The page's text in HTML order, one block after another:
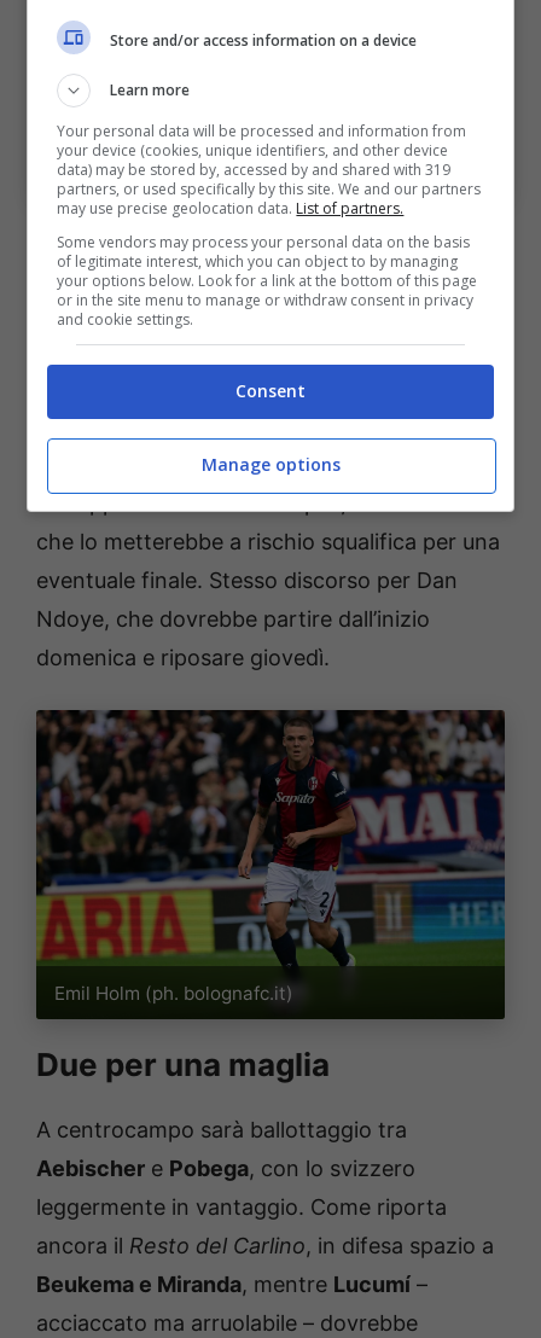
Jens Odgaard (ph. bolognafc.it)
A disposizione ma occhio alla
Coppa
Il quotidiano bolognese riporta che anche
si è allenato in gruppo. Il piano
dello staff, però, sarebbe quello di farlo
partire titolare contro l’Inter e poi risparmiarlo
che lo metterebbe a rischio squalifica per una
eventuale finale. Stesso discorso per Dan
Ndoye, che dovrebbe partire dall’inizio
domenica e riposare giovedì.
Emil Holm (ph. bolognafc.it)
Due per una maglia
A centrocampo sarà ballottaggio tra
Aebischer e Pobega, con lo svizzero
leggermente in vantaggio. Come riporta
ancora il Resto del Carlino, in difesa spazio a
Beukema e Miranda, mentre Lucumí –
acciaccato ma arruolabile – dovrebbe
Store and/or access information on a device
Learn more
Your personal data will be processed and information from
your device (cookies, unique identifiers, and other device
data) may be stored by, accessed by and shared with 319
partners, or used specifically by this site. We and our partners
may use precise geolocation data. List of partners.
Some vendors may process your personal data on the basis
of legitimate interest, which you can object to by managing
your options below. Look for a link at the bottom of this page
or in the site menu to manage or withdraw consent in privacy
and cookie settings.
Consent
Manage options